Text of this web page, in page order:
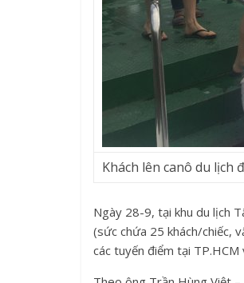
Khách lên canô du lịch
Ngày 28-9, tại khu du lịch
(sức chứa 25 khách/chiếc,
các tuyến điểm tại TP.HCM